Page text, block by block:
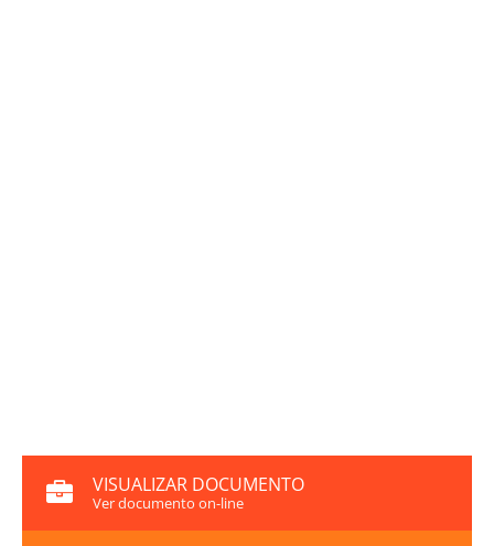
VISUALIZAR DOCUMENTO
Ver documento on-line